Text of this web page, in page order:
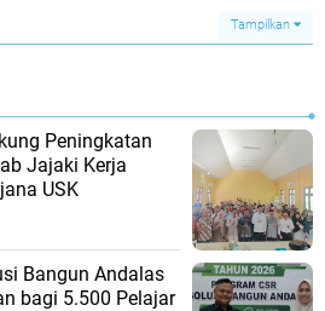
Tampilkan
Peningkatan
Jajaki Kerja
USK
Bangun Andalas
bagi 5.500 Pelajar